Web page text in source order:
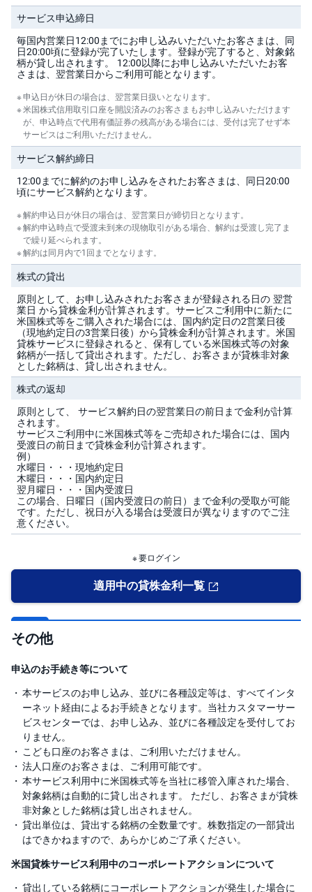
取
引
C
F
D(
く
り
っ
く
株
3
6
5)
頭
C
F
D
S
T(
セ
キ
ュ
リ
テ
ィ
・
ト
ー
ク
ン
)
BI
ラ
ッ
プ
ロ
ボ
ア
ド
(R
O
B
O
D
e
C
韓国
ロシア
インドネシア
シンガポール
タイ
マレーシア
海外ETF
サービス申込締日
毎国内営業日12:00までにお申し込みいただいたお客さまは、同
日20:00頃に登録が完了いたします。登録が完了すると、対象銘
柄が貸し出されます。 12:00以降にお申し込みいただいたお客
さまは、翌営業日からご利用可能となります。
申込日が休日の場合は、翌営業日扱いとなります。
米国株式信用取引口座を開設済みのお客さまもお申し込みいただけます
が、申込時点で代用有価証券の残高がある場合には、受付は完了せず本
サービスはご利用いただけません。
サービス解約締日
12:00までに解約のお申し込みをされたお客さまは、同日20:00
頃にサービス解約となります。
解約申込日が休日の場合は、翌営業日が締切日となります。
解約申込時点で受渡未到来の現物取引がある場合、解約は受渡し完了ま
で繰り延べられます。
解約は同月内で1回までとなります。
株式の貸出
原則として、お申し込みされたお客さまが登録される日の 翌営
業日 から貸株金利が計算されます。サービスご利用中に新たに
米国株式等をご購入された場合には、国内約定日の2営業日後
（現地約定日の3営業日後）から貸株金利が計算されます。米国
貸株サービスに登録されると、保有している米国株式等の対象
銘柄が一括して貸出されます。ただし、お客さまが貸株非対象
とした銘柄は、貸し出されません。
株式の返却
原則として、 サービス解約日の翌営業日の前日まで金利が計算
されます。
サービスご利用中に米国株式等をご売却された場合には、国内
受渡日の前日まで貸株金利が計算されます。
例）
水曜日・・・現地約定日
木曜日・・・国内約定日
翌月曜日・・・国内受渡日
この場合、日曜日（国内受渡日の前日）まで金利の受取が可能
です。ただし、祝日が入る場合は受渡日が異なりますのでご注
意ください。
要ログイン
適用中の貸株金利一覧
その他
申込のお手続き等について
本サービスのお申し込み、並びに各種設定等は、すべてインタ
ーネット経由によるお手続きとなります。当社カスタマーサー
ビスセンターでは、お申し込み、並びに各種設定を受付してお
りません。
こども口座のお客さまは、ご利用いただけません。
法人口座のお客さまは、ご利用可能です。
本サービス利用中に米国株式等を当社に移管入庫された場合、
対象銘柄は自動的に貸し出されます。 ただし、お客さまが貸株
非対象とした銘柄は貸し出されません。
貸出単位は、貸出する銘柄の全数量です。株数指定の一部貸出
はできかねますので、あらかじめご了承ください。
米国貸株サービス利用中のコーポレートアクションについて
貸出している銘柄にコーポレートアクションが発生した場合に